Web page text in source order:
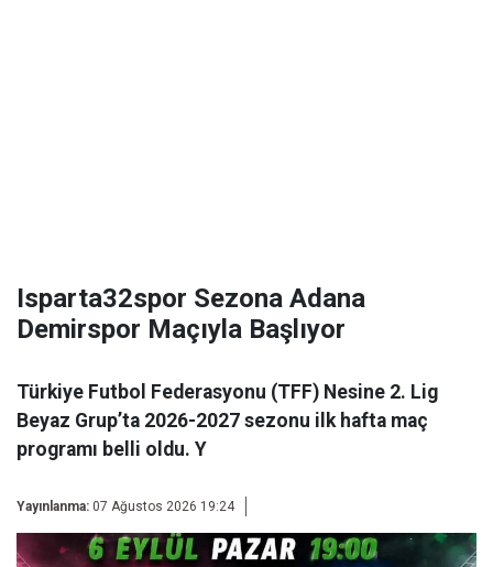
Isparta32spor Sezona Adana
Demirspor Maçıyla Başlıyor
Türkiye Futbol Federasyonu (TFF) Nesine 2. Lig
Beyaz Grup’ta 2026-2027 sezonu ilk hafta maç
programı belli oldu. Y
Yayınlanma: 07 Ağustos 2026 19:24